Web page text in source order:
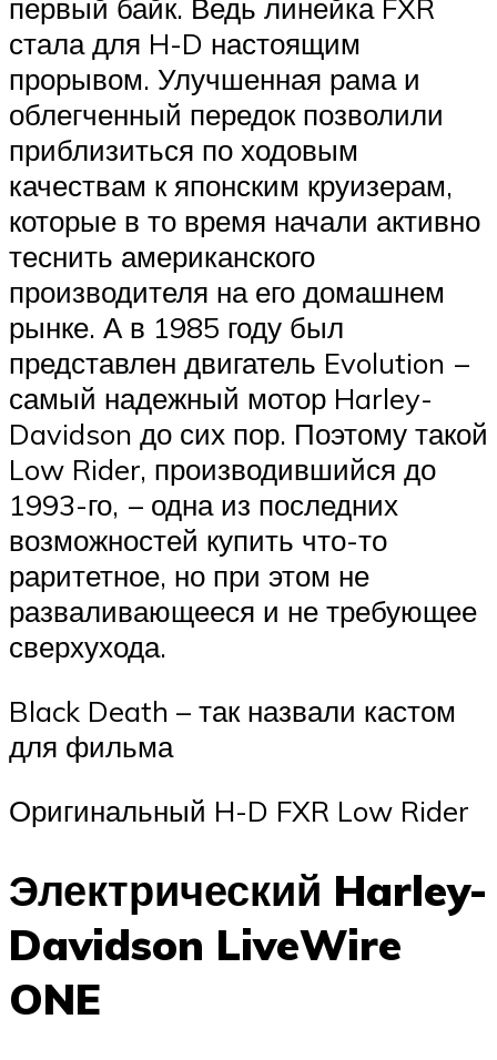
первый байк. Ведь линейка FXR
стала для H-D настоящим
прорывом. Улучшенная рама и
облегченный передок позволили
приблизиться по ходовым
качествам к японским круизерам,
которые в то время начали активно
теснить американского
производителя на его домашнем
рынке. А в 1985 году был
представлен двигатель Evolution –
самый надежный мотор Harley-
Davidson до сих пор. Поэтому такой
Low Rider, производившийся до
1993-го, – одна из последних
возможностей купить что-то
раритетное, но при этом не
разваливающееся и не требующее
сверхухода.
Black Death – так назвали кастом
для фильма
Оригинальный H-D FXR Low Rider
Электрический Harley-
Davidson LiveWire
ONE